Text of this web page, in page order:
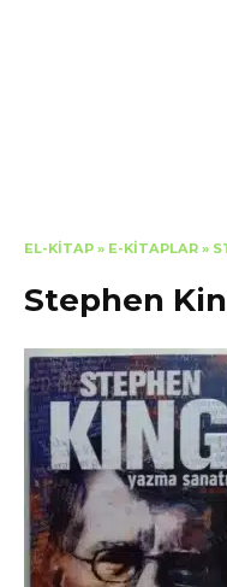
EL-KITAP » E-KITAPLAR »
Stephen